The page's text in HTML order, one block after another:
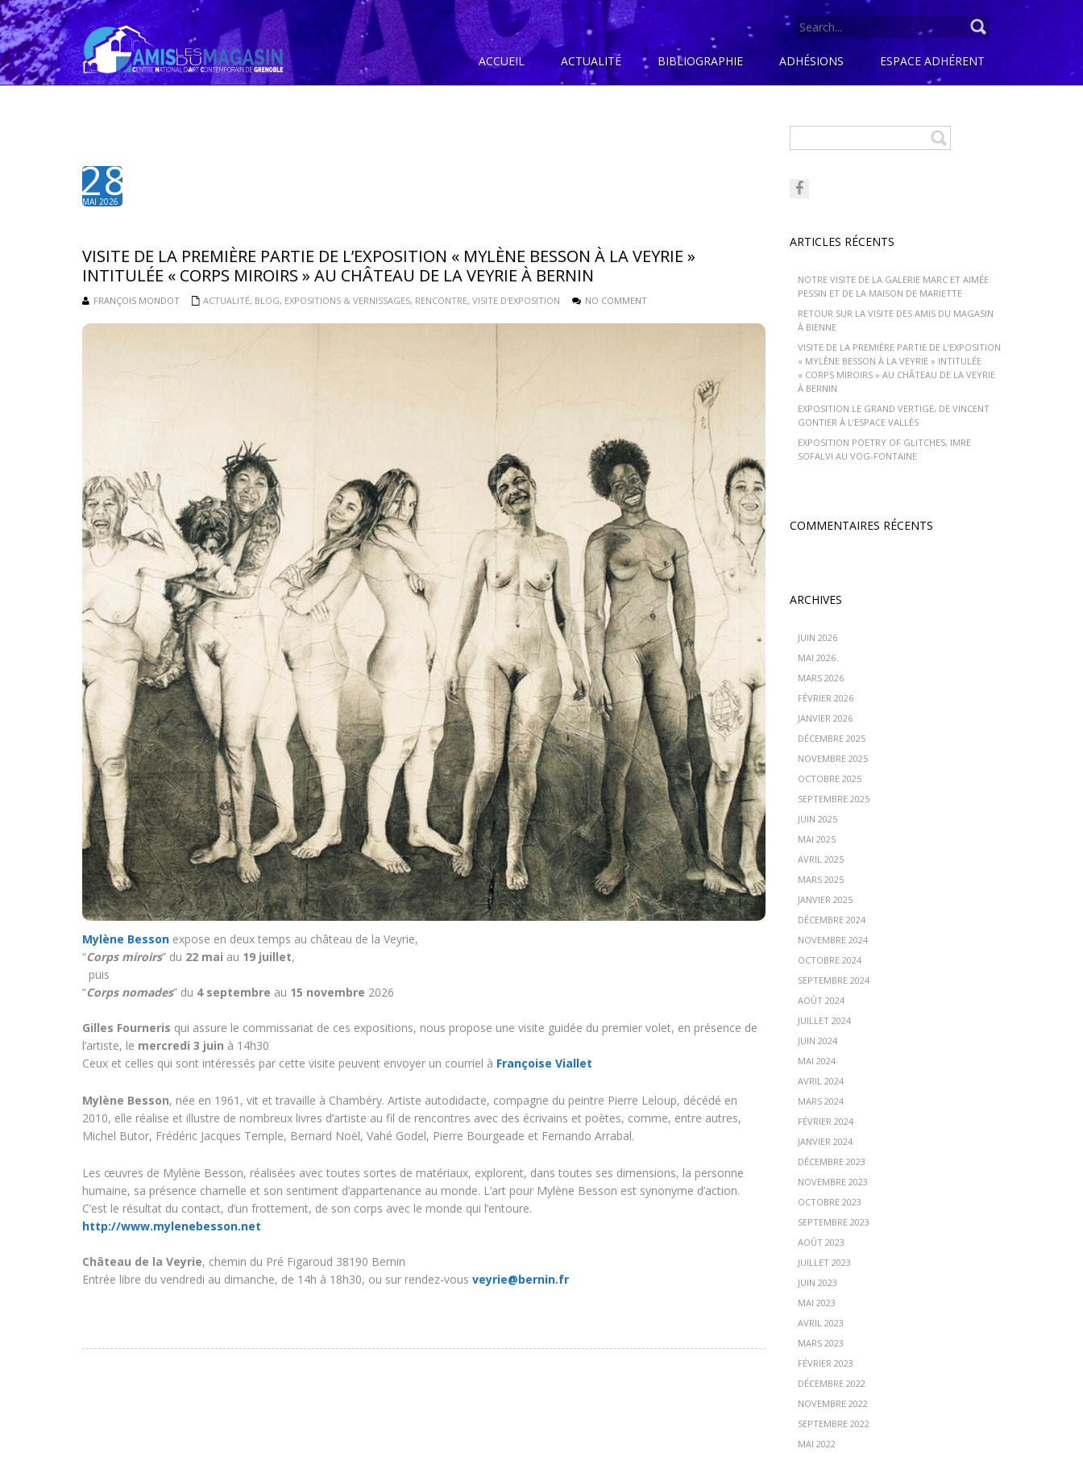
SEARCH
ACCUEIL
ACTUALITÉ BIBLIOGRAPHIE ADHÉSIONS ESPACE ADHÉRENT
28
MAI 2026
VISITE DE LA PREMIÈRE PARTIE DE L’EXPOSITION « MYLÈNE BESSON À LA VEYRIE »
INTITULÉE « CORPS MIROIRS » AU CHÂTEAU DE LA VEYRIE À BERNIN
FRANÇOIS MONDOT ACTUALITÉ, BLOG, EXPOSITIONS & VERNISSAGES, RENCONTRE, VISITE D'EXPOSITION NO COMMENT
Mylène Besson expose en deux temps au château de la Veyrie,
“Corps miroirs” du 22 mai au 19 juillet,
puis
“Corps nomades” du 4 septembre au 15 novembre 2026
Gilles Fourneris qui assure le commissariat de ces expositions, nous propose une visite guidée du premier volet, en présence de
l’artiste, le mercredi 3 juin à 14h30
Ceux et celles qui sont intéressés par cette visite peuvent envoyer un courriel à Françoise Viallet
Mylène Besson, née en 1961, vit et travaille à Chambéry. Artiste autodidacte, compagne du peintre Pierre Leloup, décédé en
2010, elle réalise et illustre de nombreux livres d’artiste au fil de rencontres avec des écrivains et poètes, comme, entre autres,
Michel Butor, Frédéric Jacques Temple, Bernard Noël, Vahé Godel, Pierre Bourgeade et Fernando Arrabal.
Les œuvres de Mylène Besson, réalisées avec toutes sortes de matériaux, explorent, dans toutes ses dimensions, la personne
humaine, sa présence charnelle et son sentiment d’appartenance au monde. L’art pour Mylène Besson est synonyme d’action.
C’est le résultat du contact, d’un frottement, de son corps avec le monde qui l’entoure.
http://www.mylenebesson.net
Château de la Veyrie, chemin du Pré Figaroud 38190 Bernin
Entrée libre du vendredi au dimanche, de 14h à 18h30, ou sur rendez-vous veyrie@bernin.fr
ARTICLES RÉCENTS
NOTRE VISITE DE LA GALERIE MARC ET AIMÉE
PESSIN ET DE LA MAISON DE MARIETTE
RETOUR SUR LA VISITE DES AMIS DU MAGASIN
À BIENNE
VISITE DE LA PREMIÈRE PARTIE DE L’EXPOSITION
« MYLÈNE BESSON À LA VEYRIE » INTITULÉE
« CORPS MIROIRS » AU CHÂTEAU DE LA VEYRIE
À BERNIN
EXPOSITION LE GRAND VERTIGE, DE VINCENT
GONTIER À L’ESPACE VALLÈS
EXPOSITION POETRY OF GLITCHES, IMRE
SOFALVI AU VOG-FONTAINE
COMMENTAIRES RÉCENTS
ARCHIVES
JUIN 2026
MAI 2026
MARS 2026
FÉVRIER 2026
JANVIER 2026
DÉCEMBRE 2025
NOVEMBRE 2025
OCTOBRE 2025
SEPTEMBRE 2025
JUIN 2025
MAI 2025
AVRIL 2025
MARS 2025
JANVIER 2025
DÉCEMBRE 2024
NOVEMBRE 2024
OCTOBRE 2024
SEPTEMBRE 2024
AOÛT 2024
JUILLET 2024
JUIN 2024
MAI 2024
AVRIL 2024
MARS 2024
FÉVRIER 2024
JANVIER 2024
DÉCEMBRE 2023
NOVEMBRE 2023
OCTOBRE 2023
SEPTEMBRE 2023
AOÛT 2023
JUILLET 2023
JUIN 2023
MAI 2023
AVRIL 2023
MARS 2023
FÉVRIER 2023
DÉCEMBRE 2022
NOVEMBRE 2022
SEPTEMBRE 2022
MAI 2022